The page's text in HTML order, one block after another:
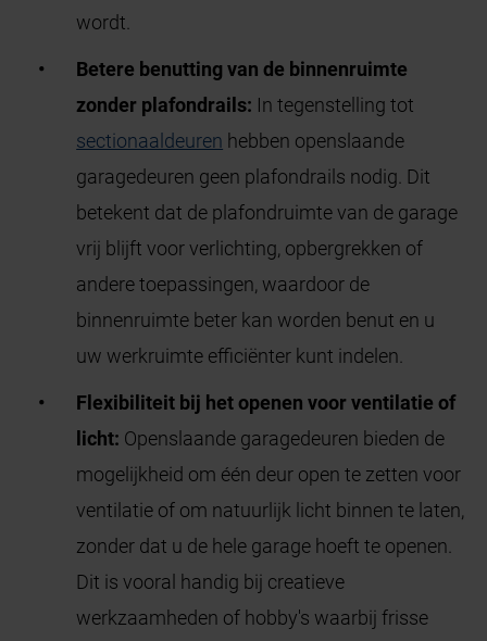
wordt.
Betere benutting van de binnenruimte
zonder plafondrails: In tegenstelling tot
sectionaaldeuren hebben openslaande
garagedeuren geen plafondrails nodig. Dit
betekent dat de plafondruimte van de garage
vrij blijft voor verlichting, opbergrekken of
andere toepassingen, waardoor de
binnenruimte beter kan worden benut en u
uw werkruimte efficiënter kunt indelen.
Flexibiliteit bij het openen voor ventilatie of
licht: Openslaande garagedeuren bieden de
mogelijkheid om één deur open te zetten voor
ventilatie of om natuurlijk licht binnen te laten,
zonder dat u de hele garage hoeft te openen.
Dit is vooral handig bij creatieve
werkzaamheden of hobby's waarbij frisse